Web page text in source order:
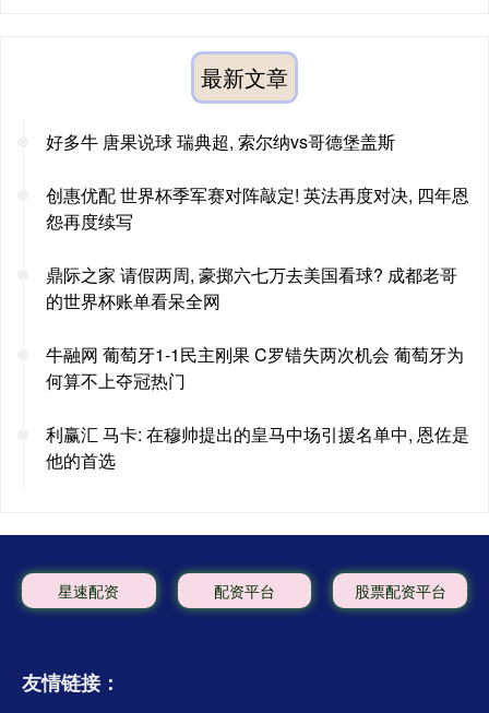
最新文章
好多牛 唐果说球 瑞典超, 索尔纳vs哥德堡盖斯
创惠优配 世界杯季军赛对阵敲定! 英法再度对决, 四年恩
怨再度续写
鼎际之家 请假两周, 豪掷六七万去美国看球? 成都老哥
的世界杯账单看呆全网
牛融网 葡萄牙1-1民主刚果 C罗错失两次机会 葡萄牙为
何算不上夺冠热门
利赢汇 马卡: 在穆帅提出的皇马中场引援名单中, 恩佐是
他的首选
星速配资 配资平台 股票配资平台
友情链接：